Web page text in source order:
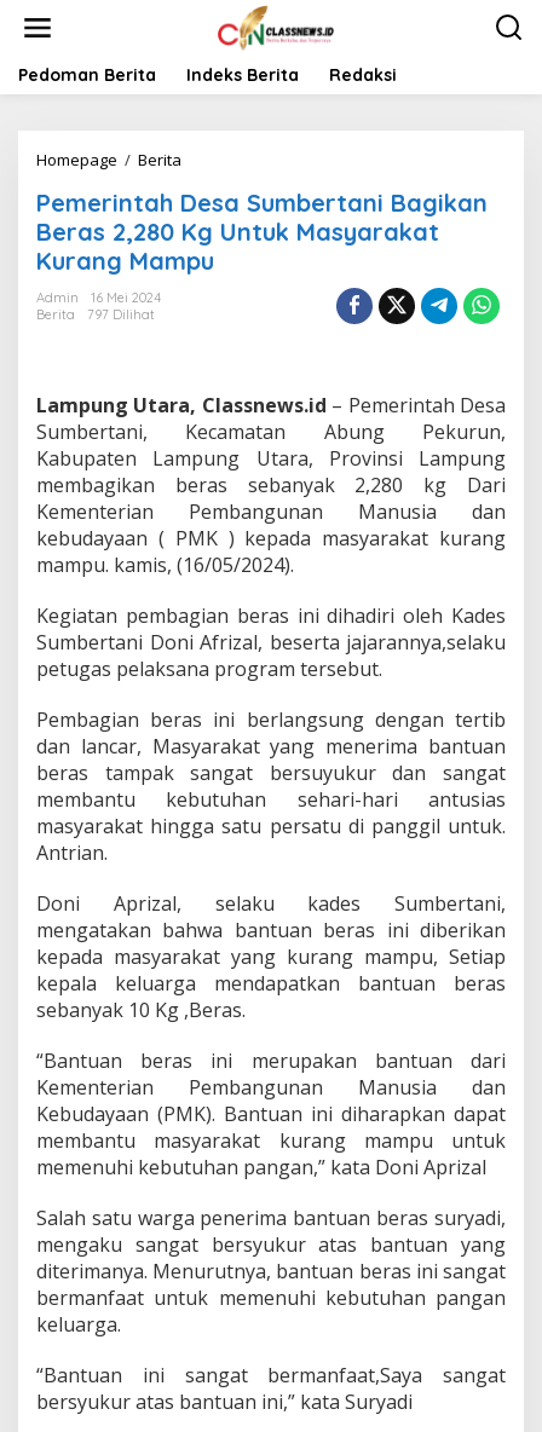
t
Pedoman Berita Indeks Berita Redaksi
Homepage / Berita
m
e
r
i
e
s
a
S
u
m
b
e
a
n
i
B
g
i
a
n
B
s
2
,
2
K
g
U
n
t
u
a
s
y
a
a
t
Pemerintah Desa Sumbertani Bagikan
Beras 2,280 Kg Untuk Masyarakat
Kurang Mampu
Admin
16 Mei 2024
Berita
797 Dilihat
Lampung Utara, Classnews.id – Pemerintah Desa
Sumbertani, Kecamatan Abung Pekurun,
Kabupaten Lampung Utara, Provinsi Lampung
membagikan beras sebanyak 2,280 kg Dari
Kementerian Pembangunan Manusia dan
kebudayaan ( PMK ) kepada masyarakat kurang
mampu. kamis, (16/05/2024).
Kegiatan pembagian beras ini dihadiri oleh Kades
Sumbertani Doni Afrizal, beserta jajarannya,selaku
petugas pelaksana program tersebut.
Pembagian beras ini berlangsung dengan tertib
dan lancar, Masyarakat yang menerima bantuan
beras tampak sangat bersuyukur dan sangat
membantu kebutuhan sehari-hari antusias
masyarakat hingga satu persatu di panggil untuk.
Antrian.
Doni Aprizal, selaku kades Sumbertani,
mengatakan bahwa bantuan beras ini diberikan
kepada masyarakat yang kurang mampu, Setiap
kepala keluarga mendapatkan bantuan beras
sebanyak 10 Kg ,Beras.
“Bantuan beras ini merupakan bantuan dari
Kementerian Pembangunan Manusia dan
Kebudayaan (PMK). Bantuan ini diharapkan dapat
membantu masyarakat kurang mampu untuk
memenuhi kebutuhan pangan,” kata Doni Aprizal
Salah satu warga penerima bantuan beras suryadi,
mengaku sangat bersyukur atas bantuan yang
diterimanya. Menurutnya, bantuan beras ini sangat
bermanfaat untuk memenuhi kebutuhan pangan
keluarga.
“Bantuan ini sangat bermanfaat,Saya sangat
bersyukur atas bantuan ini,” kata Suryadi